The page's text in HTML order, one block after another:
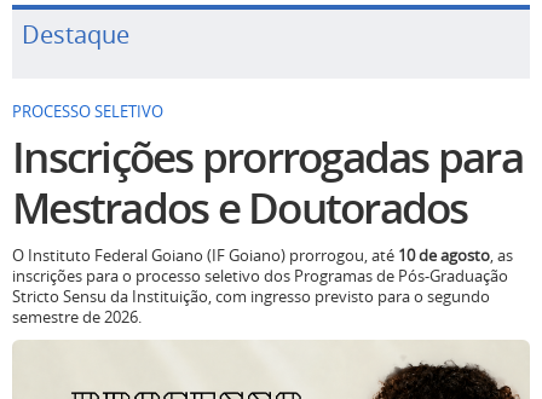
Destaque
PROCESSO SELETIVO
Inscrições prorrogadas para
Mestrados e Doutorados
O Instituto Federal Goiano (IF Goiano) prorrogou, até 10 de agosto, as
inscrições para o processo seletivo dos Programas de Pós-Graduação
Stricto Sensu da Instituição, com ingresso previsto para o segundo
semestre de 2026.